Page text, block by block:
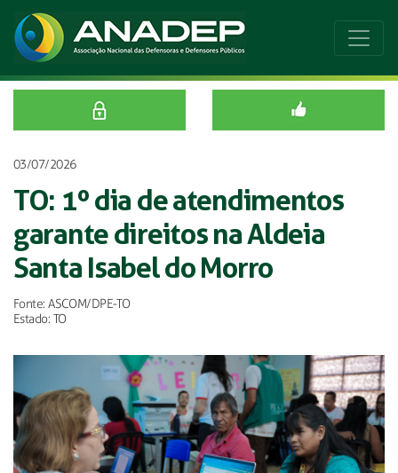
03/07/2026
TO: 1º dia de atendimentos
garante direitos na Aldeia
Santa Isabel do Morro
Fonte: ASCOM/DPE-TO
Estado: TO